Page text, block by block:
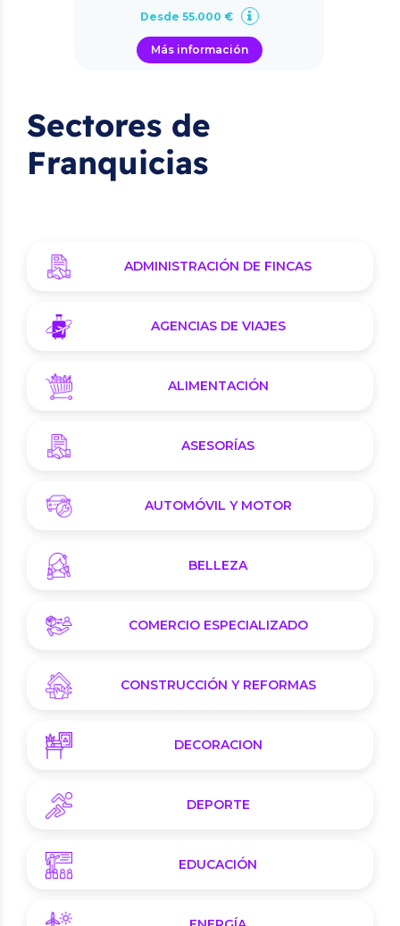
Desde 55.000 €
Más información
Sectores de
Franquicias
ADMINISTRACIÓN DE FINCAS
AGENCIAS DE VIAJES
ALIMENTACIÓN
ASESORÍAS
AUTOMÓVIL Y MOTOR
BELLEZA
COMERCIO ESPECIALIZADO
CONSTRUCCIÓN Y REFORMAS
DECORACION
DEPORTE
EDUCACIÓN